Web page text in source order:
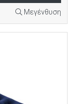
Μεγένθυση